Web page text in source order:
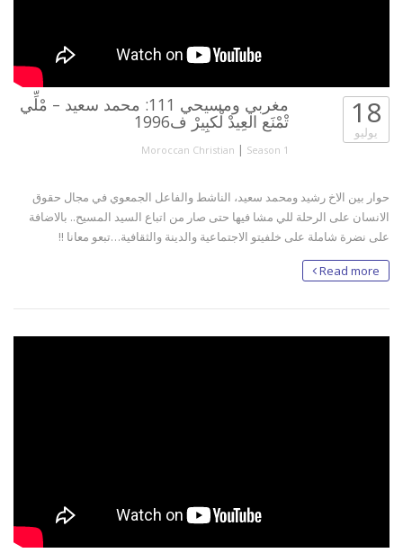
مغربي ومسيحي 111: محمد سعيد – مْلِّي
تْمْنَع العِيدْ لْكبِيرْ ف1996
Moroccan Christian | Season 1
18
يوليو
حوار بين الاخ رشيد ومحمد سعيد، الناشط والفاعل الجمعوي في مجال حقوق
الانسان على الرحلة للي مشا فيها حتى صار من اتباع السيد المسيح.. بالاضافة
على نضرة شاملة على خلفيتو الاجتماعية والدينة والثقافية…تبعو معانا !!
Read more